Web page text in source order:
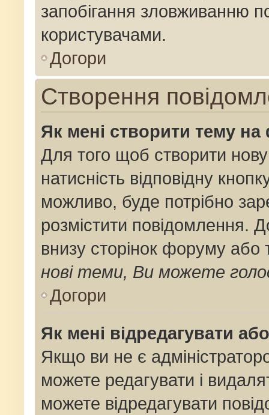
запобігання зловживанню
користувачами.
Догори
Створення
Як мені створити тему
Для того щоб створити
натисність відповідну
можливо, буде потрібно
розмістити повідомлення.
внизу сторінок форуму або
нові теми, Ви можете
Догори
Як мені відредагувати
Якщо ви не є
можете редагувати і
можете відредагувати